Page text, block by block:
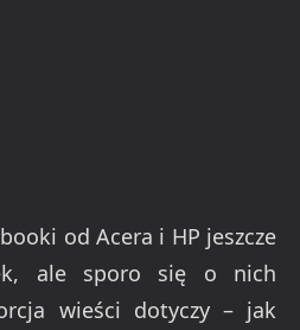
od Acera i HP jeszcze
ale sporo się o nich
wieści dotyczy – jak